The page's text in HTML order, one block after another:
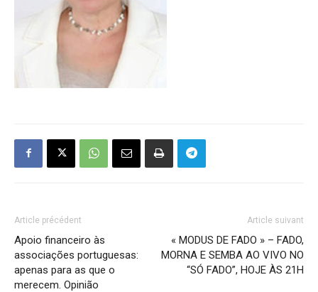
Article précédent
Apoio financeiro às
associações portuguesas:
apenas para as que o
merecem. Opinião
Article suivant
« MODUS DE FADO » – FADO,
MORNA E SEMBA AO VIVO NO
“SÓ FADO”, HOJE ÀS 21H